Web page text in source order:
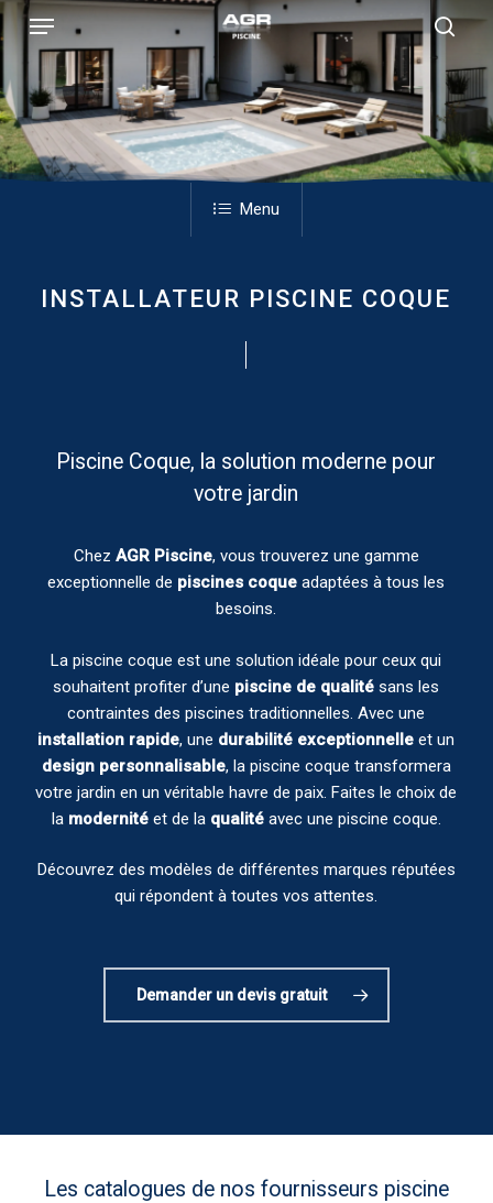
Skip
to
content
Menu
Menu
INSTALLATEUR PISCINE COQUE
Piscine Coque, la solution moderne pour
votre jardin
Chez AGR Piscine, vous trouverez une gamme
exceptionnelle de piscines coque adaptées à tous les
besoins.
La piscine coque est une solution idéale pour ceux qui
souhaitent profiter d’une piscine de qualité sans les
contraintes des piscines traditionnelles. Avec une
installation rapide, une durabilité exceptionnelle et un
design personnalisable, la piscine coque transformera
votre jardin en un véritable havre de paix. Faites le choix de
la modernitéet de la qualitéavec une piscine coque.
Découvrez des modèles de différentes marques réputées
qui répondent à toutes vos attentes.
Demander un devis gratuit
Les catalogues de nos fournisseurs piscine